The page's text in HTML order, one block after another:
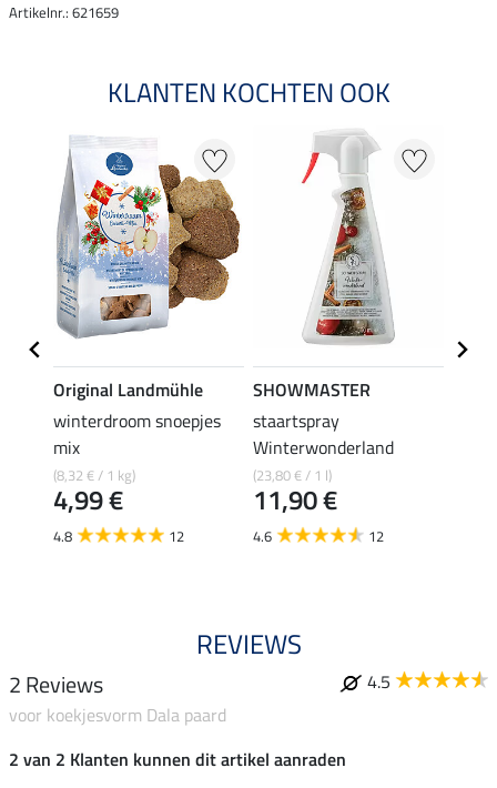
Artikelnr.: 621659
KLANTEN KOCHTEN OOK
Original Landmühle
winterdroom snoepjes
mix
(8,32 € / 1 kg)
4,99 €
4.8 12
SHOWMASTER
staartspray
Winterwonderland
(23,80 € / 1 l)
11,90 €
4.6 12
REVIEWS
2 Reviews
4.5
voor koekjesvorm Dala paard
2 van 2 Klanten kunnen dit artikel aanraden